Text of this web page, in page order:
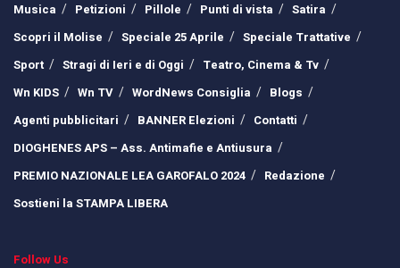
Musica
Petizioni Pillole Punti di vista
Satira
Scopri il Molise
Speciale 25 Aprile
Speciale Trattative
Sport
Stragi di Ieri e di Oggi
Teatro, Cinema & Tv
Wn KIDS
Wn TV WordNews Consiglia
Blogs
Agenti pubblicitari
BANNER Elezioni
Contatti
DIOGHENES APS – Ass. Antimafie e Antiusura
PREMIO NAZIONALE LEA GAROFALO 2024
Redazione
Sostieni la STAMPA LIBERA
Follow Us